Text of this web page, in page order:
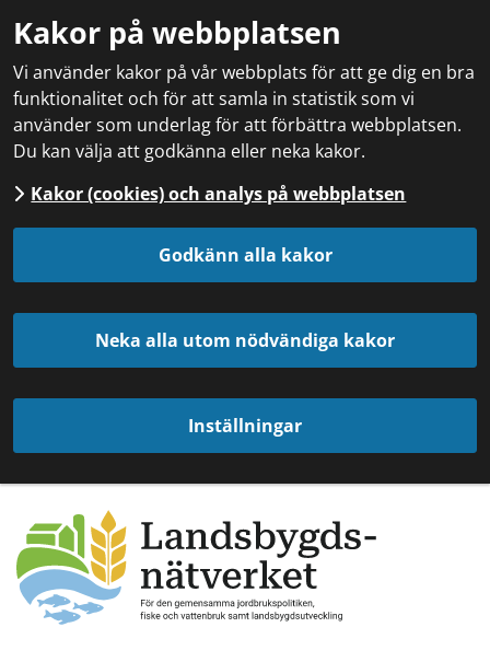
Kakor på webbplatsen
Vi använder kakor på vår webbplats för att ge dig en bra
funktionalitet och för att samla in statistik som vi
använder som underlag för att förbättra webbplatsen.
Du kan välja att godkänna eller neka kakor.
Kakor (cookies) och analys på webbplatsen
Godkänn alla kakor
Neka alla utom nödvändiga kakor
Inställningar